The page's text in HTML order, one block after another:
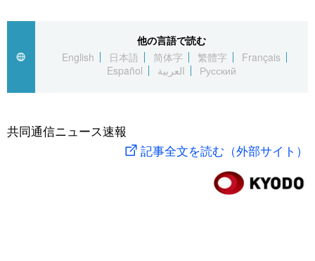
العربية
社会
旅と暮らし
社会
文化
科学・技術
暮らし
お知らせ
他の言語で読む
English
日本語 简体字 繁體字
Français
Español
العربية Русский
共同通信ニュース速報
記事全文を読む（外部サイト）